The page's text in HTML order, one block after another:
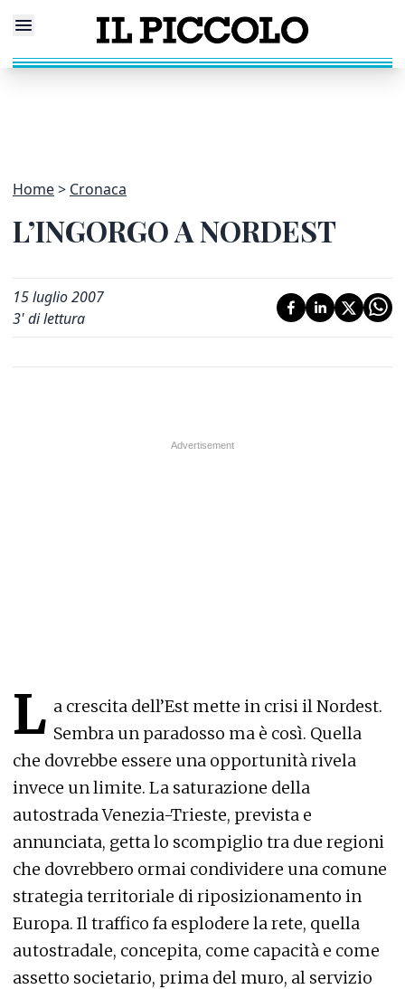
Home Cronaca
L’INGORGO A NORDEST
15 luglio 2007
3' di lettura
L a crescita dell’Est mette in crisi il Nordest.
Sembra un paradosso ma è così. Quella
che dovrebbe essere una opportunità rivela
invece un limite. La saturazione della
autostrada Venezia-Trieste, prevista e
annunciata, getta lo scompiglio tra due regioni
che dovrebbero ormai condividere una comune
strategia territoriale di riposizionamento in
Europa. Il traffico fa esplodere la rete, quella
autostradale, concepita, come capacità e come
assetto societario, prima del muro, al servizio